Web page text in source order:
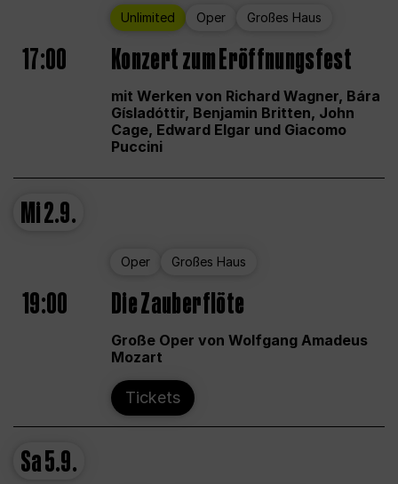
Unlimited Oper Großes Haus
17:00 Konzert zum Eröffnungsfest
mit Werken von Richard Wagner, Bára
Gísladóttir, Benjamin Britten, John
Cage, Edward Elgar und Giacomo
Puccini
Mi2.9.
Oper Großes Haus
19:00 Die Zauberflöte
Große Oper von Wolfgang Amadeus
Mozart
Tickets
Sa5.9.